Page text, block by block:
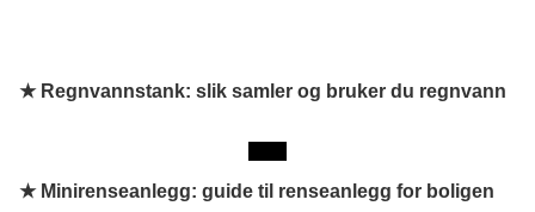
★ Regnvannstank: slik samler og bruker du regnvann
★ Minirenseanlegg: guide til renseanlegg for boligen